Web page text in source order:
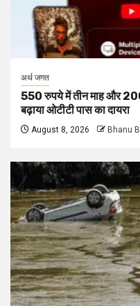
अर्थ जगत
550 रुपये में तीन माह और
बढ़ाया ओटीटी पास का दायरा
August 8, 2026 Bhanu